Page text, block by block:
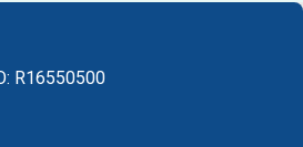
R16550500